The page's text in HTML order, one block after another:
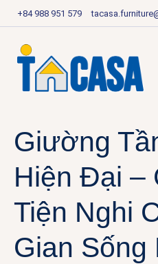
+84 988 951 579
Giường
Hiện Đại –
Tiện Nghi
Gian Sống